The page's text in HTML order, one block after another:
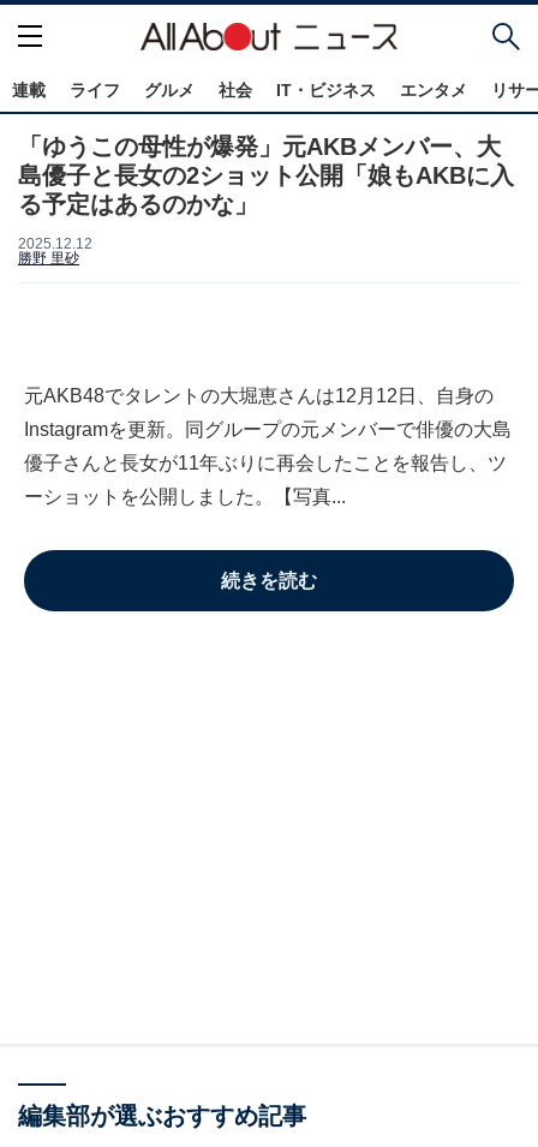
連載 ライフ グルメ 社会 IT・ビジネス エンタメ リサ
「ゆうこの母性が爆発」元AKBメンバー、大
島優子と長女の2ショット公開「娘もAKBに入
る予定はあるのかな」
2025.12.12
勝野 里砂
元AKB48でタレントの大堀恵さんは12月12日、自身の
Instagramを更新。同グループの元メンバーで俳優の大島
優子さんと長女が11年ぶりに再会したことを報告し、ツ
ーショットを公開しました。【写真...
続きを読む
編集部が選ぶおすすめ記事